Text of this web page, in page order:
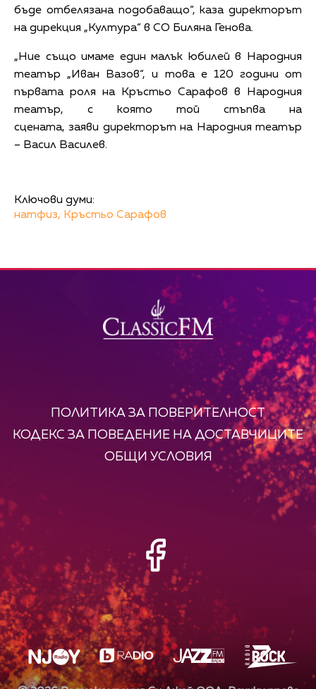
бъде отбелязана подобаващо“, каза директорът
на дирекция „Култура“ в СО Биляна Генова.
„Ние също имаме един малък юбилей в Народния
театър „Иван Вазов“, и това е 120 години от
първата роля на Кръстьо Сарафов в Народния
театър, с която той стъпва на
сцената, заяви директорът на Народния театър
– Васил Василев.
Ключови думи:
натфиз, Кръстьо Сарафов
ПОЛИТИКА ЗА ПОВЕРИТЕЛНОСТ
КОДЕКС ЗА ПОВЕДЕНИЕ НА ДОСТАВЧИЦИТЕ
ОБЩИ УСЛОВИЯ